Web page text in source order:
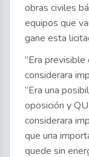
obras civiles
equipos que
gane esta
”Era
considerara
“Era una
oposición y
considerara
que una
quede sin